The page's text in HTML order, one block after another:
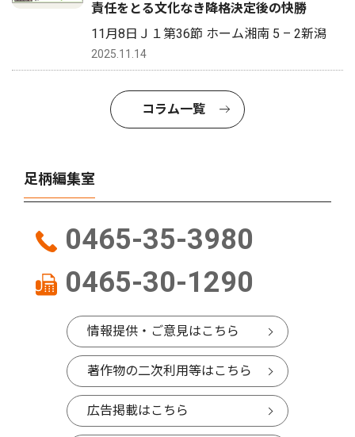
責任をとる文化なき降格決定後の快勝
11月8日Ｊ１第36節 ホーム湘南 5 – 2新潟
2025.11.14
コラム一覧
足柄編集室
0465-35-3980
0465-30-1290
情報提供・ご意見はこちら
著作物の二次利用等はこちら
広告掲載はこちら